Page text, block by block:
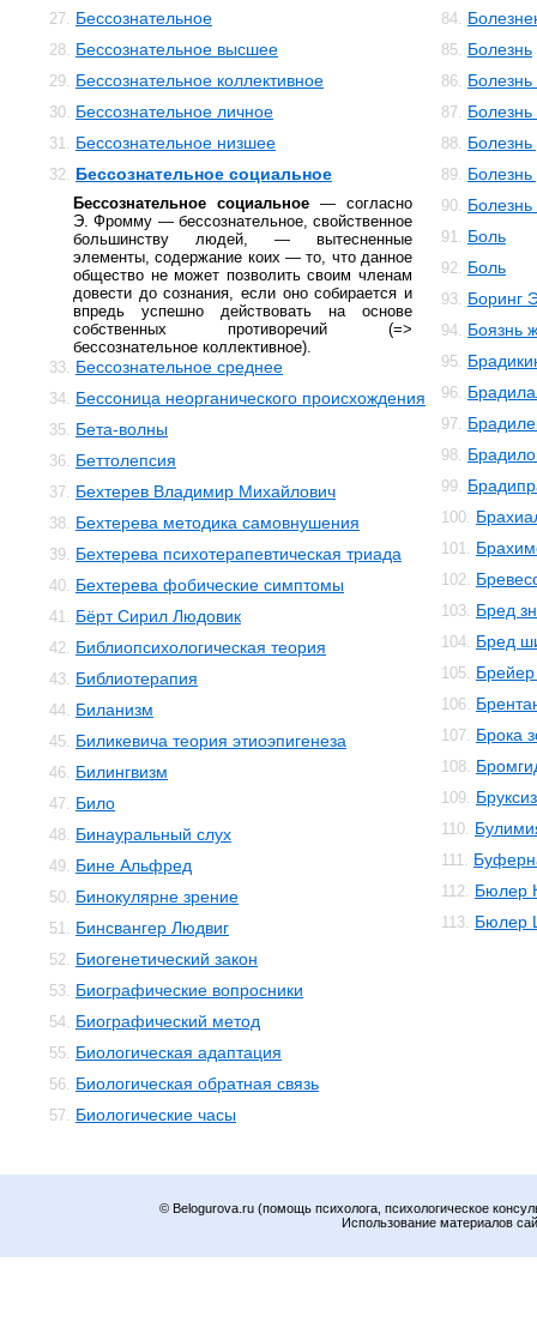
27. Бессознательное
28. Бессознательное высшее
29. Бессознательное коллективное
30. Бессознательное личное
31. Бессознательное низшее
32. Бессознательное социальное
Бессознательное социальное — согласно
Э. Фромму — бессознательное, свойственное
большинству людей, — вытесненные
элементы, содержание коих — то, что данное
общество не может позволить своим членам
довести до сознания, если оно собирается и
впредь успешно действовать на основе
собственных противоречий (=>
бессознательное коллективное).
33. Бессознательное среднее
34. Бессоница неорганического происхождения
35. Бета-волны
36. Беттолепсия
37. Бехтерев Владимир Михайлович
38. Бехтерева методика самовнушения
39. Бехтерева психотерапевтическая триада
40. Бехтерева фобические симптомы
41. Бёрт Сирил Людовик
42. Библиопсихологическая теория
43. Библиотерапия
44. Биланизм
45. Биликевича теория этиоэпигенеза
46. Билингвизм
47. Било
48. Бинауральный слух
49. Бине Альфред
50. Бинокулярне зрение
51. Бинсвангер Людвиг
52. Биогенетический закон
53. Биографические вопросники
54. Биографический метод
55. Биологическая адаптация
56. Биологическая обратная связь
57. Биологические часы
84.
85. Болезнь
86.
87.
88.
89.
90.
91. Боль
92. Боль
93. Боринг
94. Боязнь
95.
96.
97.
98.
99.
100.
101.
102.
103. Бред
104. Бред
105.
106.
107. Брока
108.
109.
110.
111.
112. Бюлер
113. Бюлер
© Belogurova.ru (помощь психолога, психологическое
Использование материалов